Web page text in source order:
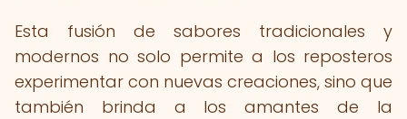
Esta fusión de sabores tradicionales y
modernos no solo permite a los reposteros
experimentar con nuevas creaciones, sino que
también brinda a los amantes de la